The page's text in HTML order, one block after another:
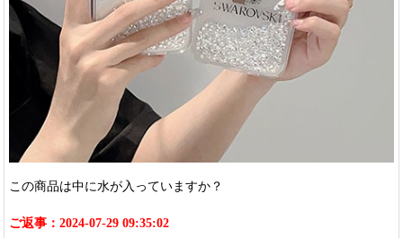
この商品は中に水が入っていますか？
ご返事：2024-07-29 09:35:02